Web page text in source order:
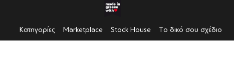
Κατηγορίες Marketplace Stock House Το δικό σου σχέδιο